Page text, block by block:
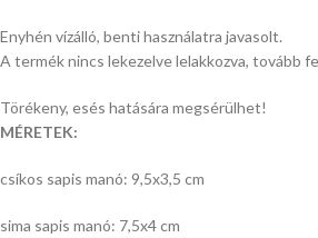
Enyhén vízálló, benti használatra javasolt.
A termék nincs lekezelve lelakkozva, tovább
Törékeny, esés hatására megsérülhet!
MÉRETEK:
csíkos sapis manó: 9,5x3,5 cm
sima sapis manó: 7,5x4 cm